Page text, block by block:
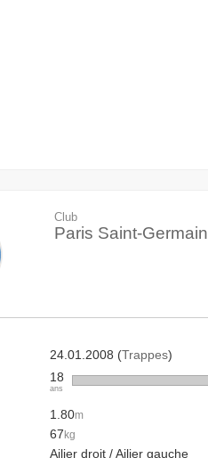
Club
Paris Saint-Germain
24.01.2008 (Trappes)
18
ans
1.80m
67 kg
Ailier droit / Ailier gauche